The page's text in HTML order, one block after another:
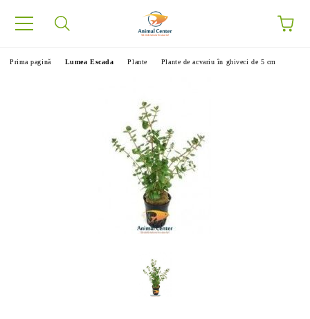
Prima pagină Lumea Escada Plante Plante de acvariu în ghiveci de 5 cm